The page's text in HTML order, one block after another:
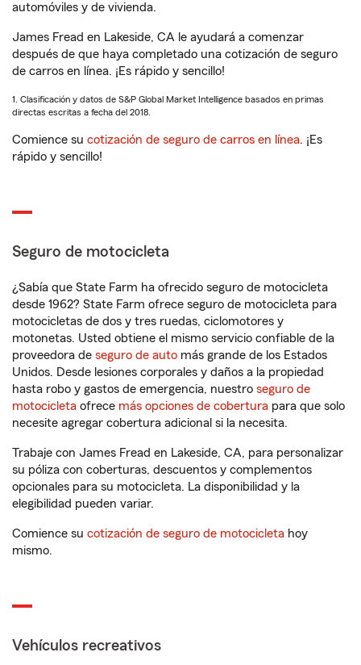
automóviles y de vivienda.
James Fread en Lakeside, CA le ayudará a comenzar
después de que haya completado una cotización de seguro
de carros en línea. ¡Es rápido y sencillo!
1. Clasificación y datos de S&P Global Market Intelligence basados en primas
directas escritas a fecha del 2018.
Comience su cotización de seguro de carros en línea. ¡Es
rápido y sencillo!
Seguro de motocicleta
¿Sabía que State Farm ha ofrecido seguro de motocicleta
desde 1962? State Farm ofrece seguro de motocicleta para
motocicletas de dos y tres ruedas, ciclomotores y
motonetas. Usted obtiene el mismo servicio confiable de la
proveedora de seguro de auto más grande de los Estados
Unidos. Desde lesiones corporales y daños a la propiedad
hasta robo y gastos de emergencia, nuestro seguro de
motocicleta ofrece más opciones de cobertura para que solo
necesite agregar cobertura adicional si la necesita.
Trabaje con James Fread en Lakeside, CA, para personalizar
su póliza con coberturas, descuentos y complementos
opcionales para su motocicleta. La disponibilidad y la
elegibilidad pueden variar.
Comience su cotización de seguro de motocicleta hoy
mismo.
Vehículos recreativos